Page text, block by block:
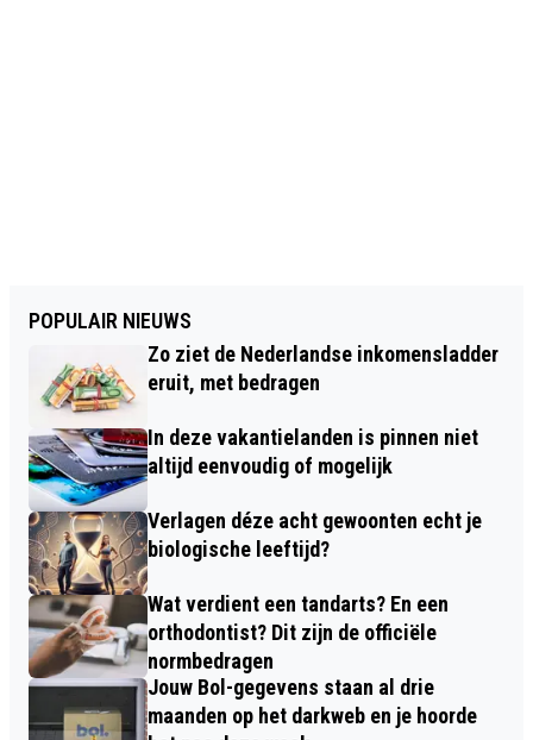
POPULAIR NIEUWS
Zo ziet de Nederlandse inkomensladder
eruit, met bedragen
In deze vakantielanden is pinnen niet
altijd eenvoudig of mogelijk
Verlagen déze acht gewoonten echt je
biologische leeftijd?
Wat verdient een tandarts? En een
orthodontist? Dit zijn de officiële
normbedragen
Jouw Bol-gegevens staan al drie
maanden op het darkweb en je hoorde